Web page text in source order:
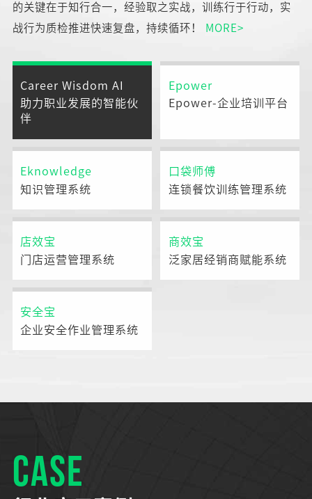
的关键在于知行合一，经验取之实战，训练行于行动，实
战行为质检推进快速复盘，持续循环！
MORE>
Career Wisdom AI
助力职业发展的智能伙
伴
Epower
Epower-企业培训平台
Eknowledge
知识管理系统
口袋师傅
连锁餐饮训练管理系统
店效宝
门店运营管理系统
商效宝
泛家居经销商赋能系统
安全宝
企业安全作业管理系统
CASE